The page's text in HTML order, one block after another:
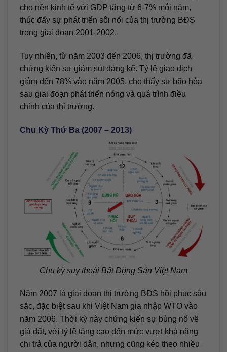
cho nền kinh tế với GDP tăng từ 6-7% mỗi năm,
thúc đẩy sự phát triển sôi nổi của thị trường BĐS
trong giai đoạn 2001-2002.
Tuy nhiên, từ năm 2003 đến 2006, thị trường đã
chứng kiến sự giảm sút đáng kể. Tỷ lệ giao dịch
giảm đến 78% vào năm 2005, cho thấy sự bão hòa
sau giai đoạn phát triển nóng và quá trình điều
chỉnh của thị trường.
Chu Kỳ Thứ Ba (2007 – 2013)
Chu kỳ suy thoái Bất Động Sản Việt Nam
Năm 2007 là giai đoạn thị trường BĐS hồi phục sâu
sắc, đặc biệt sau khi Việt Nam gia nhập WTO vào
năm 2006. Thời kỳ này chứng kiến sự bùng nổ về
giá đất, với tỷ lệ tăng cao đến mức vượt khả năng
chi trả của người dân, nhưng cũng kéo theo nhiều